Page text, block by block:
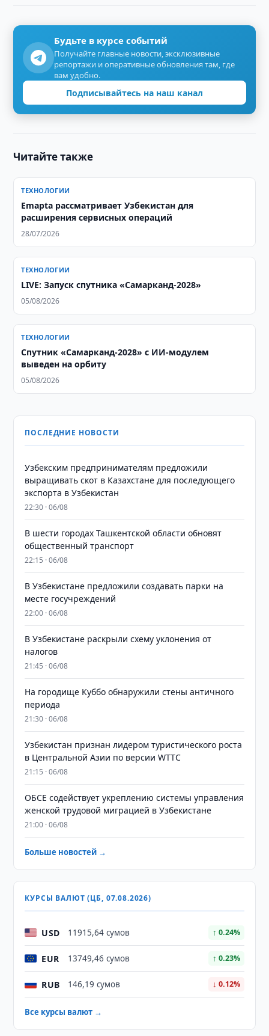
Будьте в курсе событий
Получайте главные новости, эксклюзивные
репортажи и оперативные обновления там, где
вам удобно.
Подписывайтесь на наш канал
Читайте также
ТЕХНОЛОГИИ
Emapta рассматривает Узбекистан для
расширения сервисных операций
28/07/2026
ТЕХНОЛОГИИ
LIVE: Запуск спутника «Самарканд-2028»
05/08/2026
ТЕХНОЛОГИИ
Спутник «Самарканд-2028» с ИИ-модулем
выведен на орбиту
05/08/2026
ПОСЛЕДНИЕ НОВОСТИ
Узбекским предпринимателям предложили
выращивать скот в Казахстане для последующего
экспорта в Узбекистан
22:30 · 06/08
В шести городах Ташкентской области обновят
общественный транспорт
22:15 · 06/08
В Узбекистане предложили создавать парки на
месте госучреждений
22:00 · 06/08
В Узбекистане раскрыли схему уклонения от
налогов
21:45 · 06/08
На городище Куббо обнаружили стены античного
периода
21:30 · 06/08
Узбекистан признан лидером туристического роста
в Центральной Азии по версии WTTC
21:15 · 06/08
ОБСЕ содействует укреплению системы управления
женской трудовой миграцией в Узбекистане
21:00 · 06/08
Больше новостей →
КУРСЫ ВАЛЮТ (ЦБ, 07.08.2026)
USD 11915,64 сумов ↑ 0.24%
EUR 13749,46 сумов ↑ 0.23%
RUB 146,19 сумов ↓ 0.12%
Все курсы валют →